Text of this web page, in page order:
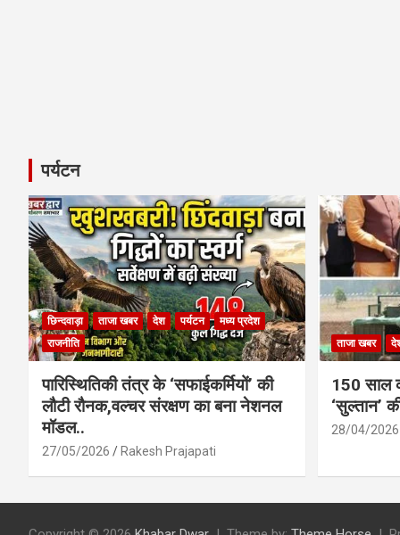
पर्यटन
छिन्दवाड़ा ताजा खबर देश पर्यटन
मध्य प्रदेश
राजनीति
पारिस्थितिकी तंत्र के ‘सफाईकर्मियों’ की
लौटी रौनक,वल्चर संरक्षण का बना नेशनल
मॉडल..
27/05/2026 Rakesh Prajapati
ताजा खबर
150 साल
‘सुल्तान’
28/04/2026